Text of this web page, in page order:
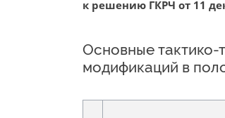
к решению ГКРЧ от 11
Основные тактико-
модификаций в